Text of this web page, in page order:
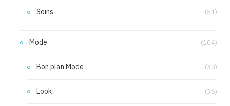
Soins (51)
Mode (104)
Bon plan Mode (30)
Look (36)